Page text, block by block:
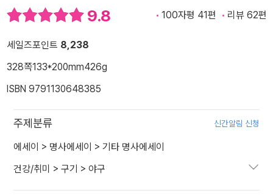
9.8 100자평 41편 리뷰 62편
세일즈포인트 8,238
328쪽133*200mm426g
ISBN 9791130648385
주제분류 신간알림 신청
에세이 > 명사에세이 > 기타 명사에세이
건강/취미 > 구기 > 야구